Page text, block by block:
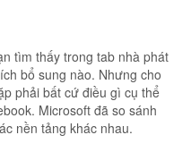
tìm thấy trong tab nhà phát
bổ sung nào. Nhưng cho
phải bất cứ điều gì cụ thể
Microsoft đã so sánh
nền tảng khác nhau.